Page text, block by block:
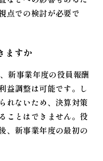
点での検討が必要で
ますか
新事業年度の役員報酬
益調整は可能です。し
れないため、決算対策
ことはできません。役
、新事業年度の最初の